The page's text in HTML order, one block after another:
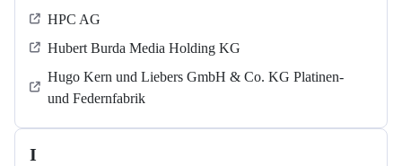
HPC AG
Hubert Burda Media Holding KG
Hugo Kern und Liebers GmbH & Co. KG Platinen-
und Federnfabrik
I